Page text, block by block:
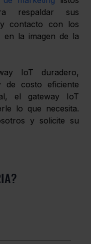
respaldar sus
y contacto con los
en la imagen de la
IoT duradero,
de costo eficiente
el gateway IoT
lo que necesita.
y solicite su